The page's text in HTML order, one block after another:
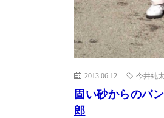
2013.06.12 今井純
固い砂からのバ
郎